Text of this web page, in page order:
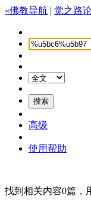
«佛教导航 | 觉之路
高级
使用帮助
找到相关内容0篇，